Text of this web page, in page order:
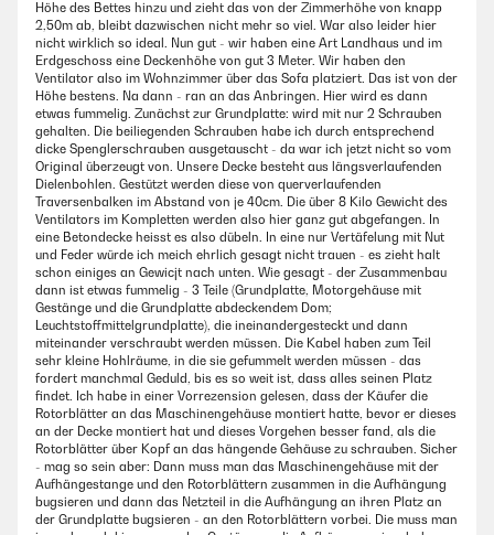
Höhe des Bettes hinzu und zieht das von der Zimmerhöhe von knapp
2,50m ab, bleibt dazwischen nicht mehr so viel. War also leider hier
nicht wirklich so ideal. Nun gut - wir haben eine Art Landhaus und im
Erdgeschoss eine Deckenhöhe von gut 3 Meter. Wir haben den
Ventilator also im Wohnzimmer über das Sofa platziert. Das ist von der
Höhe bestens. Na dann - ran an das Anbringen. Hier wird es dann
etwas fummelig. Zunächst zur Grundplatte: wird mit nur 2 Schrauben
gehalten. Die beiliegenden Schrauben habe ich durch entsprechend
dicke Spenglerschrauben ausgetauscht - da war ich jetzt nicht so vom
Original überzeugt von. Unsere Decke besteht aus längsverlaufenden
Dielenbohlen. Gestützt werden diese von querverlaufenden
Traversenbalken im Abstand von je 40cm. Die über 8 Kilo Gewicht des
Ventilators im Kompletten werden also hier ganz gut abgefangen. In
eine Betondecke heisst es also dübeln. In eine nur Vertäfelung mit Nut
und Feder würde ich meich ehrlich gesagt nicht trauen - es zieht halt
schon einiges an Gewicjt nach unten. Wie gesagt - der Zusammenbau
dann ist etwas fummelig - 3 Teile (Grundplatte, Motorgehäuse mit
Gestänge und die Grundplatte abdeckendem Dom;
Leuchtstoffmittelgrundplatte), die ineinandergesteckt und dann
miteinander verschraubt werden müssen. Die Kabel haben zum Teil
sehr kleine Hohlräume, in die sie gefummelt werden müssen - das
fordert manchmal Geduld, bis es so weit ist, dass alles seinen Platz
findet. Ich habe in einer Vorrezension gelesen, dass der Käufer die
Rotorblätter an das Maschinengehäuse montiert hatte, bevor er dieses
an der Decke montiert hat und dieses Vorgehen besser fand, als die
Rotorblätter über Kopf an das hängende Gehäuse zu schrauben. Sicher
- mag so sein aber: Dann muss man das Maschinengehäuse mit der
Aufhängestange und den Rotorblättern zusammen in die Aufhängung
bugsieren und dann das Netzteil in die Aufhängung an ihren Platz an
der Grundplatte bugsieren - an den Rotorblättern vorbei. Die muss man